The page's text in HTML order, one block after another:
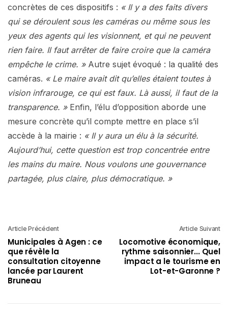
concrètes de ces dispositifs : « Il y a des faits divers
qui se déroulent sous les caméras ou même sous les
yeux des agents qui les visionnent, et qui ne peuvent
rien faire. Il faut arrêter de faire croire que la caméra
empêche le crime. » Autre sujet évoqué : la qualité des
caméras. « Le maire avait dit qu’elles étaient toutes à
vision infrarouge, ce qui est faux. Là aussi, il faut de la
transparence. » Enfin, l’élu d’opposition aborde une
mesure concrète qu’il compte mettre en place s’il
accède à la mairie : « Il y aura un élu à la sécurité.
Aujourd’hui, cette question est trop concentrée entre
les mains du maire. Nous voulons une gouvernance
partagée, plus claire, plus démocratique. »
Article Précédent
Municipales à Agen : ce
que révèle la
consultation citoyenne
lancée par Laurent
Bruneau
Article Suivant
Locomotive économique,
rythme saisonnier... Quel
impact a le tourisme en
Lot-et-Garonne ?